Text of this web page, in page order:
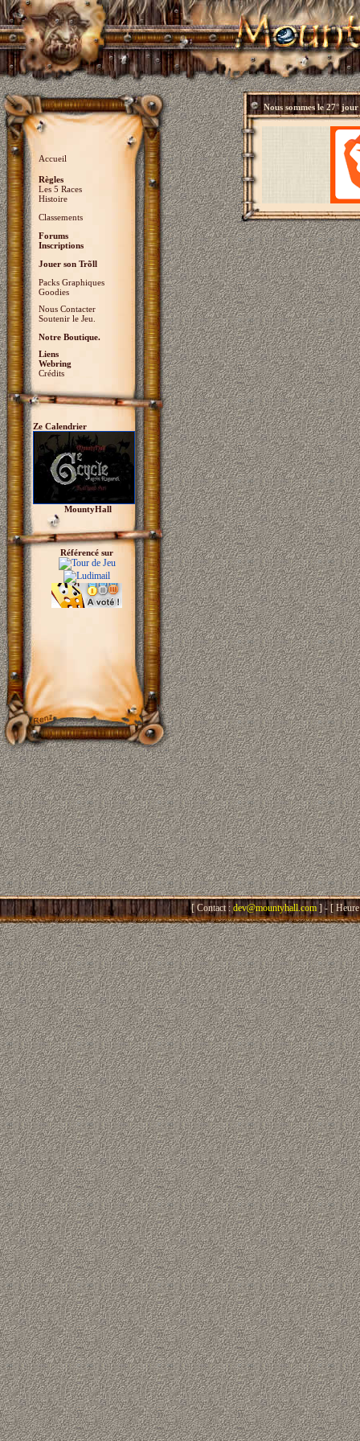
Accueil
Règles
Les 5 Races
Histoire
Classements
Forums
Inscriptions
Jouer son Trõll
Packs Graphiques
Goodies
Nous Contacter
Soutenir le Jeu.
Notre Boutique.
Liens
Webring
Crédits
Ze Calendrier
MountyHall
Référencé sur
Nous sommes le27° jour
[ Contact : dev@mountyhall.com] - [ Heure